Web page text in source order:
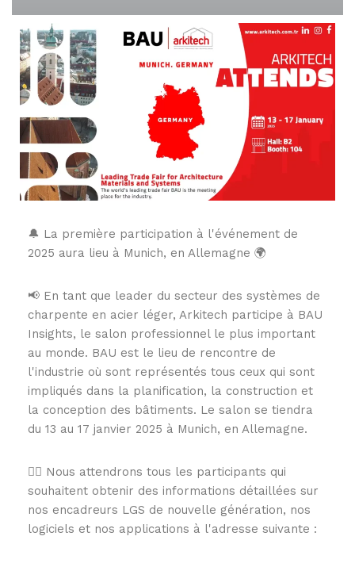
🔔 La première participation à l'événement de
2025 aura lieu à Munich, en Allemagne 🌍
📢 En tant que leader du secteur des systèmes de
charpente en acier léger, Arkitech participe à BAU
Insights, le salon professionnel le plus important
au monde. BAU est le lieu de rencontre de
l'industrie où sont représentés tous ceux qui sont
impliqués dans la planification, la construction et
la conception des bâtiments. Le salon se tiendra
du 13 au 17 janvier 2025 à Munich, en Allemagne.
👉🏻 Nous attendrons tous les participants qui
souhaitent obtenir des informations détaillées sur
nos encadreurs LGS de nouvelle génération, nos
logiciels et nos applications à l'adresse suivante :